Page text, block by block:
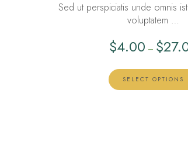
Sed ut perspiciatis unde omnis
voluptatem …
$4.00 – $
SELECT OPTIONS